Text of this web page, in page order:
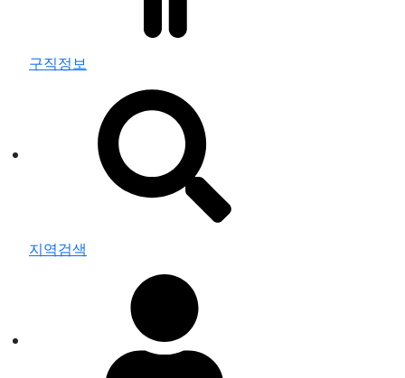
구직정보
지역검색